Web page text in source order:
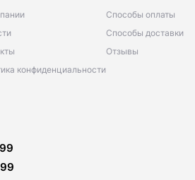
конфиденциальности
Способы оплаты
Способы доставки
Отзывы